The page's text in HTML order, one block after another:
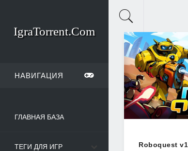
IgraTorrent.Com
НАВИГАЦИЯ
ГЛАВНАЯ БАЗА
ТЕГИ ДЛЯ ИГР Roboquest